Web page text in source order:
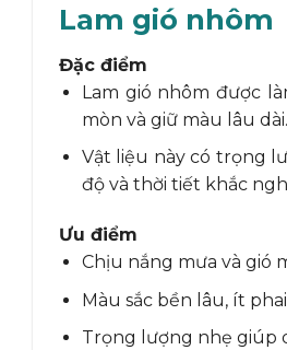
Lam gió nhôm
Đặc điểm
Lam gió nhôm được
mòn và giữ màu lâu dài.
Vật liệu này có trọng
độ và thời tiết khắc
Ưu điểm
Chịu nắng mưa và gió
Màu sắc bền lâu, ít
Trọng lượng nhẹ giúp